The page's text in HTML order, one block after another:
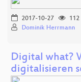
2017-10-27
112
Dominik Herrmann
Digital what?
digitalisieren